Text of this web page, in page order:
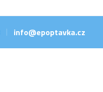
| info@epoptavka.cz